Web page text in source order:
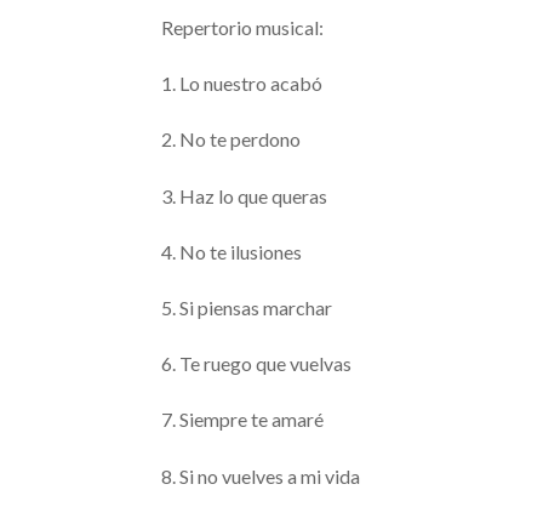
Repertorio musical:
1. Lo nuestro acabó
2. No te perdono
3. Haz lo que queras
4. No te ilusiones
5. Si piensas marchar
6. Te ruego que vuelvas
7. Siempre te amaré
8. Si no vuelves a mi vida